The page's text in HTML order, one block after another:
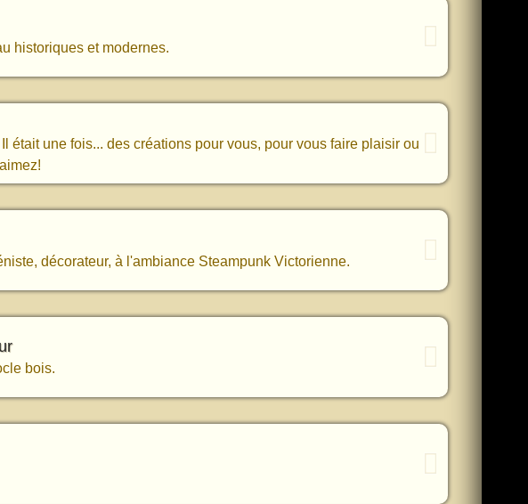
historiques et modernes.
était une fois... des créations pour vous, pour vous faire plaisir ou
décorateur, à l'ambiance Steampunk Victorienne.
bois.